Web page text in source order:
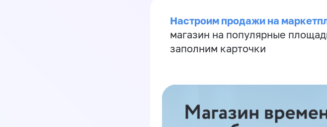
Настроим продажи на
магазин на популярные
заполним карточки